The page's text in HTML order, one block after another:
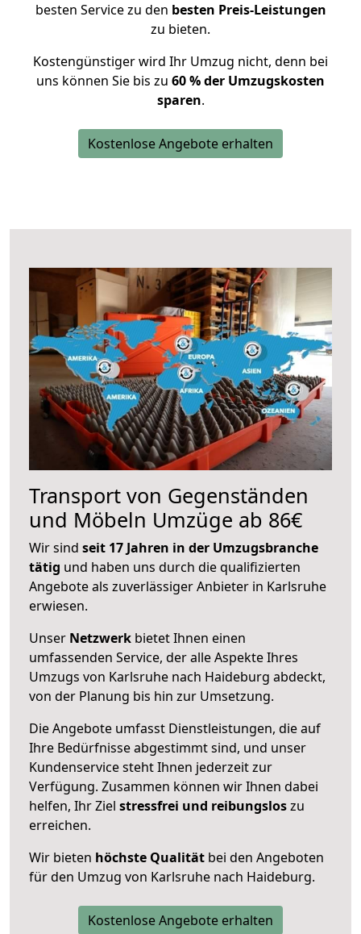
besten Service zu den besten Preis-Leistungen
zu bieten.
Kostengünstiger wird Ihr Umzug nicht, denn bei
uns können Sie bis zu 60 % der Umzugskosten
sparen.
Kostenlose Angebote erhalten
Transport von Gegenständen
und Möbeln Umzüge ab 86€
Wir sind seit 17 Jahren in der Umzugsbranche
tätig und haben uns durch die qualifizierten
Angebote als zuverlässiger Anbieter in Karlsruhe
erwiesen.
Unser Netzwerk bietet Ihnen einen
umfassenden Service, der alle Aspekte Ihres
Umzugs von Karlsruhe nach Haideburg abdeckt,
von der Planung bis hin zur Umsetzung.
Die Angebote umfasst Dienstleistungen, die auf
Ihre Bedürfnisse abgestimmt sind, und unser
Kundenservice steht Ihnen jederzeit zur
Verfügung. Zusammen können wir Ihnen dabei
helfen, Ihr Ziel stressfrei und reibungsloszu
erreichen.
Wir bieten höchste Qualität bei den Angeboten
für den Umzug von Karlsruhe nach Haideburg.
Kostenlose Angebote erhalten